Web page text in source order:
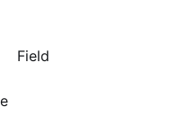
Field